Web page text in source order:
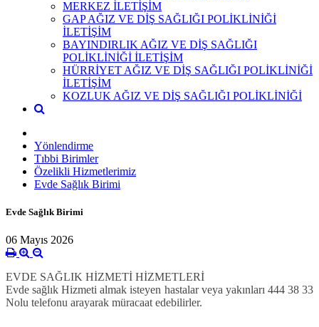
MERKEZ İLETİŞİM
GAP AĞIZ VE DİŞ SAĞLIĞI POLİKLİNİĞİ
İLETİŞİM
BAYINDIRLIK AĞIZ VE DİŞ SAĞLIĞI
POLİKLİNİĞİ İLETİŞİM
HÜRRİYET AĞIZ VE DİŞ SAĞLIĞI POLİKLİNİĞİ
İLETİŞİM
KOZLUK AĞIZ VE DİŞ SAĞLIĞI POLİKLİNİĞİ
Yönlendirme
Tıbbi Birimler
Özelikli Hizmetlerimiz
Evde Sağlık Birimi
Evde Sağlık Birimi
06 Mayıs 2026
EVDE SAĞLIK HİZMETİ HİZMETLERİ
Evde sağlık Hizmeti almak isteyen hastalar veya yakınları 444 38 33
Nolu telefonu arayarak müracaat edebilirler.